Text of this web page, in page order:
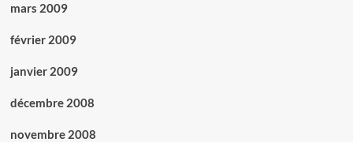
mars 2009
février 2009
janvier 2009
décembre 2008
novembre 2008